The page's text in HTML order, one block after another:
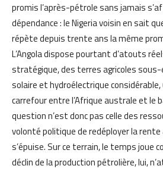
promis l’après-pétrole sans jamais
dépendance : le Nigeria voisin en sait
répète depuis trente ans la même
L’Angola dispose pourtant d’atouts
stratégique, des terres agricoles
solaire et hydroélectrique
carrefour entre l’Afrique australe et le
question n’est donc pas celle des
volonté politique de redéployer la rente
s’épuise. Sur ce terrain, le temps joue
déclin de la production pétrolière, lui,